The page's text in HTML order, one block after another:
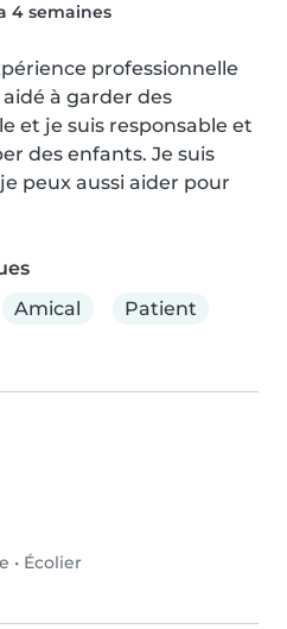
4 semaines
professionnelle
à garder des
et je suis responsable et
des enfants. Je suis
je peux aussi aider pour
Amical Patient
• Écolier